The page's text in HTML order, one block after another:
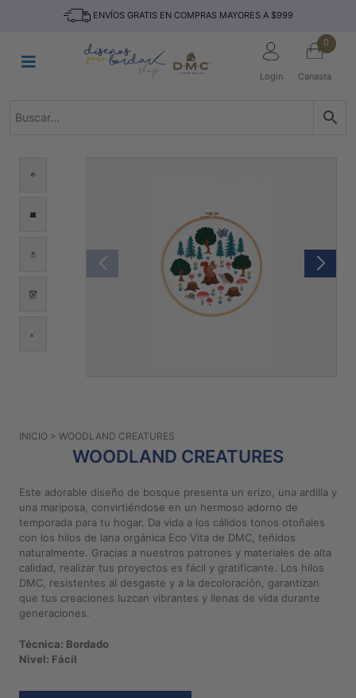
ENVÍOS GRATIS EN COMPRAS MAYORES A $999
Login
0
Canasta
TEJIDO
TEMÁTICO
DESCUENTOS
frecuentes
Políticas
Compra
2026
Diseños
Para
INICIO > WOODLAND CREATURES
WOODLAND CREATURES
Este adorable diseño de bosque presenta un erizo, una ardilla y
una mariposa, convirtiéndose en un hermoso adorno de
temporada para tu hogar. Da vida a los cálidos tonos otoñales
con los hilos de lana orgánica Eco Vita de DMC, teñidos
naturalmente. Gracias a nuestros patrones y materiales de alta
calidad, realizar tus proyectos es fácil y gratificante. Los hilos
DMC, resistentes al desgaste y a la decoloración, garantizan
que tus creaciones luzcan vibrantes y llenas de vida durante
generaciones.
Técnica: Bordado
Nivel: Fácil